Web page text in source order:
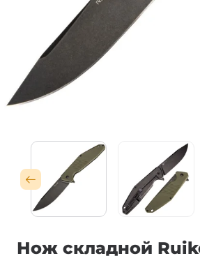
Нож складной